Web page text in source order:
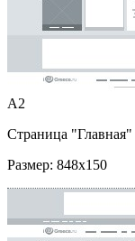
A2
Страница "Главная"
Размер: 848x150